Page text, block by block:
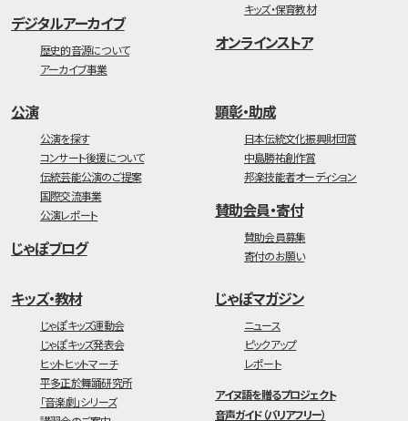
デジタルアーカイブ
歴史的音源について
アーカイブ事業
キッズ・保育教材
オンラインストア
公演
公演を探す
コンサート後援について
伝統芸能公演のご提案
国際交流事業
公演レポート
じゃぽブログ
顕彰・助成
日本伝統文化振興財団賞
中島勝祐創作賞
邦楽技能者オーディション
賛助会員・寄付
賛助会員募集
寄付のお願い
キッズ・教材
じゃぽキッズ運動会
じゃぽキッズ発表会
ヒットヒットマーチ
平多正於舞踊研究所
「音楽劇」シリーズ
じゃぽマガジン
ニュース
ピックアップ
レポート
アイヌ語を贈るプロジェクト
音声ガイド（バリアフリー）